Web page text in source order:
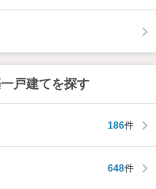
戸建てを探す
186件
648件